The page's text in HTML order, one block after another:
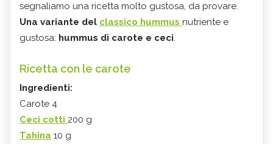
segnaliamo una ricetta molto gustosa, da provare.
Una variante del classico hummus nutriente e
gustosa: hummus di carote e ceci.
Ricetta con le carote
Ingredienti:
Carote 4
Ceci cotti 200 g
Tahina 10 g